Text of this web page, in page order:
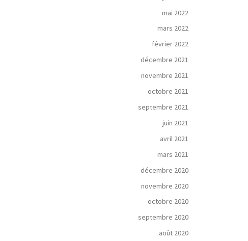
mai 2022
mars 2022
février 2022
décembre 2021
novembre 2021
octobre 2021
septembre 2021
juin 2021
avril 2021
mars 2021
décembre 2020
novembre 2020
octobre 2020
septembre 2020
août 2020